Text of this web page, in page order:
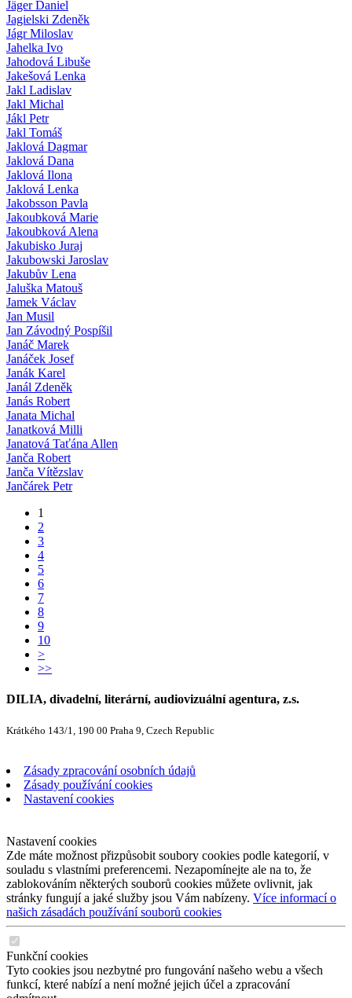
Jäger Daniel
Jagielski Zdeněk
Jágr Miloslav
Jahelka Ivo
Jahodová Libuše
Jakešová Lenka
Jakl Ladislav
Jakl Michal
Jákl Petr
Jakl Tomáš
Jaklová Dagmar
Jaklová Dana
Jaklová Ilona
Jaklová Lenka
Jakobsson Pavla
Jakoubková Marie
Jakoubková Alena
Jakubisko Juraj
Jakubowski Jaroslav
Jakubův Lena
Jaluška Matouš
Jamek Václav
Jan Musil
Jan Závodný Pospíšil
Janáč Marek
Janáček Josef
Janák Karel
Janál Zdeněk
Janás Robert
Janata Michal
Janatková Milli
Janatová Taťána Allen
Janča Robert
Janča Vítězslav
Jančárek Petr
1
2
3
4
5
6
7
8
9
10
>
>>
DILIA, divadelní, literární, audiovizuální agentura, z.s.
Krátkého 143/1, 190 00 Praha 9, Czech Republic
Zásady zpracování osobních údajů
Zásady používání cookies
Nastavení cookies
Nastavení cookies
Zde máte možnost přizpůsobit soubory cookies podle kategorií, v
souladu s vlastními preferencemi. Nezapomínejte ale na to, že
zablokováním některých souborů cookies můžete ovlivnit, jak
stránky fungují a jaké služby jsou Vám nabízeny. Více informací o
našich zásadách používání souborů cookies
Funkční cookies
Tyto cookies jsou nezbytné pro fungování našeho webu a všech
funkcí, které nabízí a není možné jejich účel a zpracování